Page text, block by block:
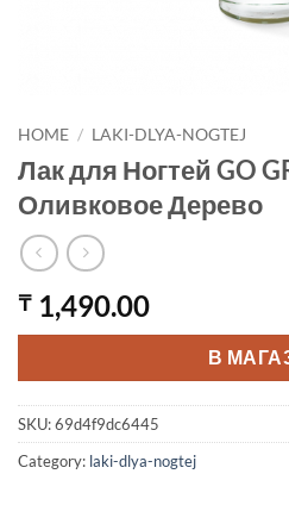
HOME / LAKI-DLYA-NOGTEJ
Лак для Ногтей GO
Оливковое Дерево
₸ 1,490.00
В
SKU:69d4f9dc6445
Category: laki-dlya-nogtej